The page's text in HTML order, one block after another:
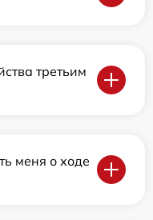
третьим
меня о ходе